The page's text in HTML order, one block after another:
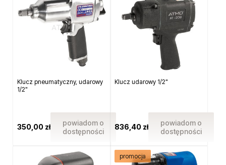
Klucz pneumatyczny, udarowy
1/2"
350,00 zł
powiadom o
dostępności
Klucz udarowy 1/2"
836,40 zł
powiadom o
dostępności
promocja